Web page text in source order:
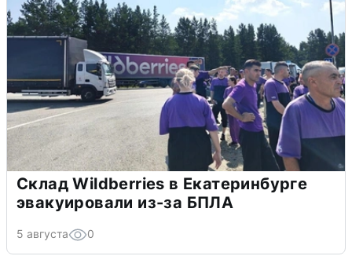
Склад Wildberries в Екатеринбурге
эвакуировали из-за БПЛА
5 августа 0